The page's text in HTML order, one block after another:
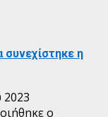
συνεχίστηκε η
2023
ο